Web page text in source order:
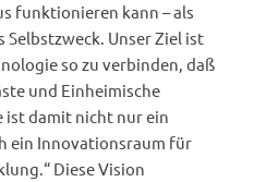
funktionieren kann – als
Unser Ziel ist
so zu verbinden, daß
und Einheimische
ist damit nicht nur ein
ein Innovationsraum für
Diese Vision